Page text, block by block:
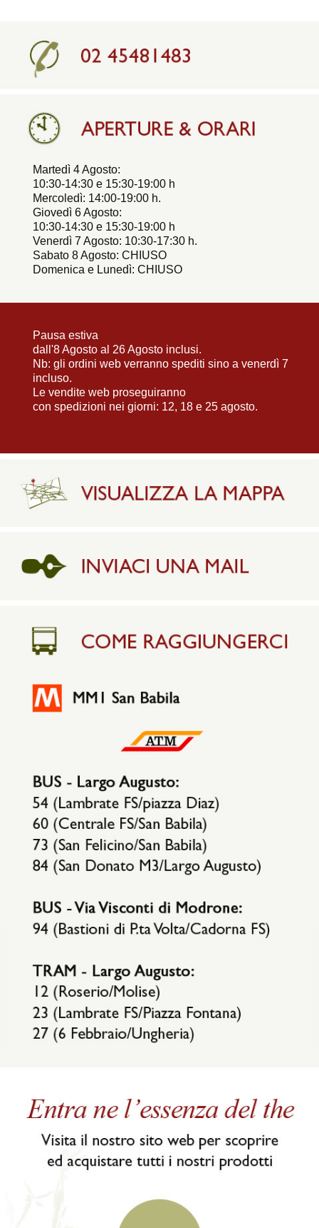
Martedì 4 Agosto:
10:30-14:30 e 15:30-19:00 h
Mercoledì: 14:00-19:00 h.
Giovedì 6 Agosto:
10:30-14:30 e 15:30-19:00 h
Venerdì 7 Agosto: 10:30-17:30 h.
Sabato 8 Agosto: CHIUSO
Domenica e Lunedì: CHIUSO
Pausa estiva
dall'8 Agosto al 26 Agosto inclusi.
Nb: gli ordini web verranno spediti sino a venerdì 7
incluso.
Le vendite web proseguiranno
con spedizioni nei giorni: 12, 18 e 25 agosto.